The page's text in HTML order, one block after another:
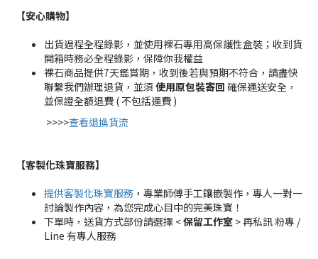
【安心購物】
出貨過程全程錄影，並使用裸石專用高保護性盒裝；收到貨
開箱時務必全程錄影，保障你我權益
裸石商品提供7天鑑賞期，收到後若與預期不符合，請盡快
聯繫我們辦理退貨，並須 使用原包裝寄回 確保運送安全，
並保證全額退費 ( 不包括運費 )
>>>>查看退換貨流
【客製化珠寶服務】
提供客製化珠寶服務 ，專業師傅手工鑲嵌製作，專人一對一
討論製作內容，為您完成心目中的完美珠寶！
下單時，送貨方式部份請選擇 <保留工作室 > 再私訊 粉專 /
Line 有專人服務